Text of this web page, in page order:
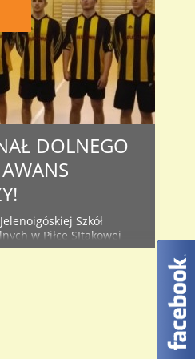
DOLNEGO
Szkół
w Piłce SItakowej
w środę w